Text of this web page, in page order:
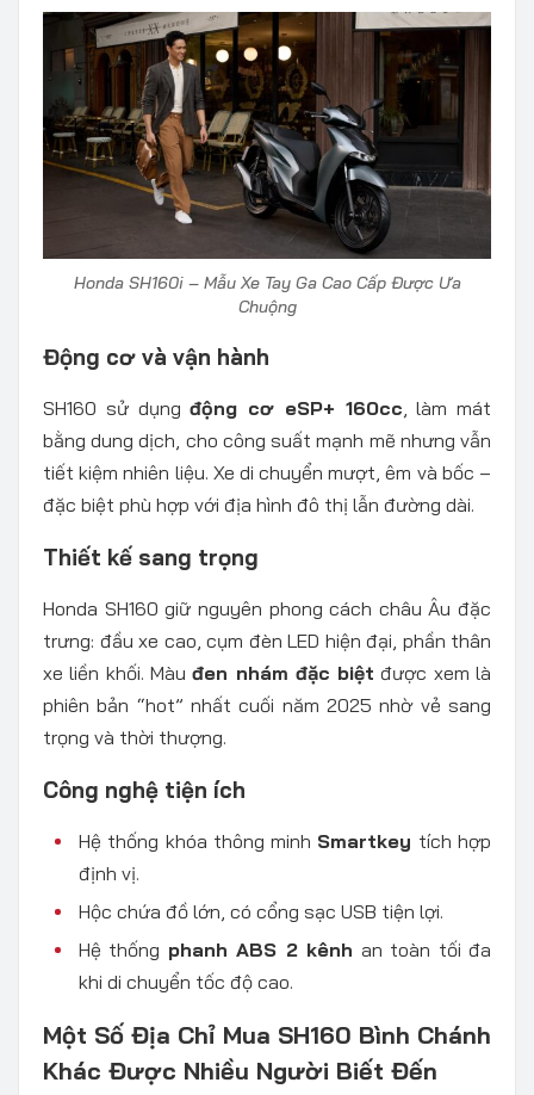
Honda SH160i – Mẫu Xe Tay Ga Cao Cấp Được Ưa
Chuộng
Động cơ và vận hành
SH160 sử dụngđộng cơ eSP+ 160cc, làm mát
bằng dung dịch, cho công suất mạnh mẽ nhưng vẫn
tiết kiệm nhiên liệu. Xe di chuyển mượt, êm và bốc –
đặc biệt phù hợp với địa hình đô thị lẫn đường dài.
Thiết kế sang trọng
Honda SH160 giữ nguyên phong cách châu Âu đặc
trưng: đầu xe cao, cụm đèn LED hiện đại, phần thân
xe liền khối. Màuđen nhám đặc biệt được xem là
phiên bản “hot” nhất cuối năm 2025 nhờ vẻ sang
trọng và thời thượng.
Công nghệ tiện ích
Hệ thống khóa thông minh Smartkey tích hợp
định vị.
Hộc chứa đồ lớn, có cổng sạc USB tiện lợi.
Hệ thống phanh ABS 2 kênh an toàn tối đa
khi di chuyển tốc độ cao.
Một Số Địa Chỉ Mua SH160 Bình Chánh
Khác Được Nhiều Người Biết Đến